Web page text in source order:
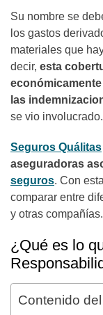
Su nombre se
los gastos
materiales que
decir, esta
las
se vio involucrado.
Seguros Quálitas
aseguradoras
seguros. Con
comparar entre
y otras compañías.
¿Qué es lo
Contenido